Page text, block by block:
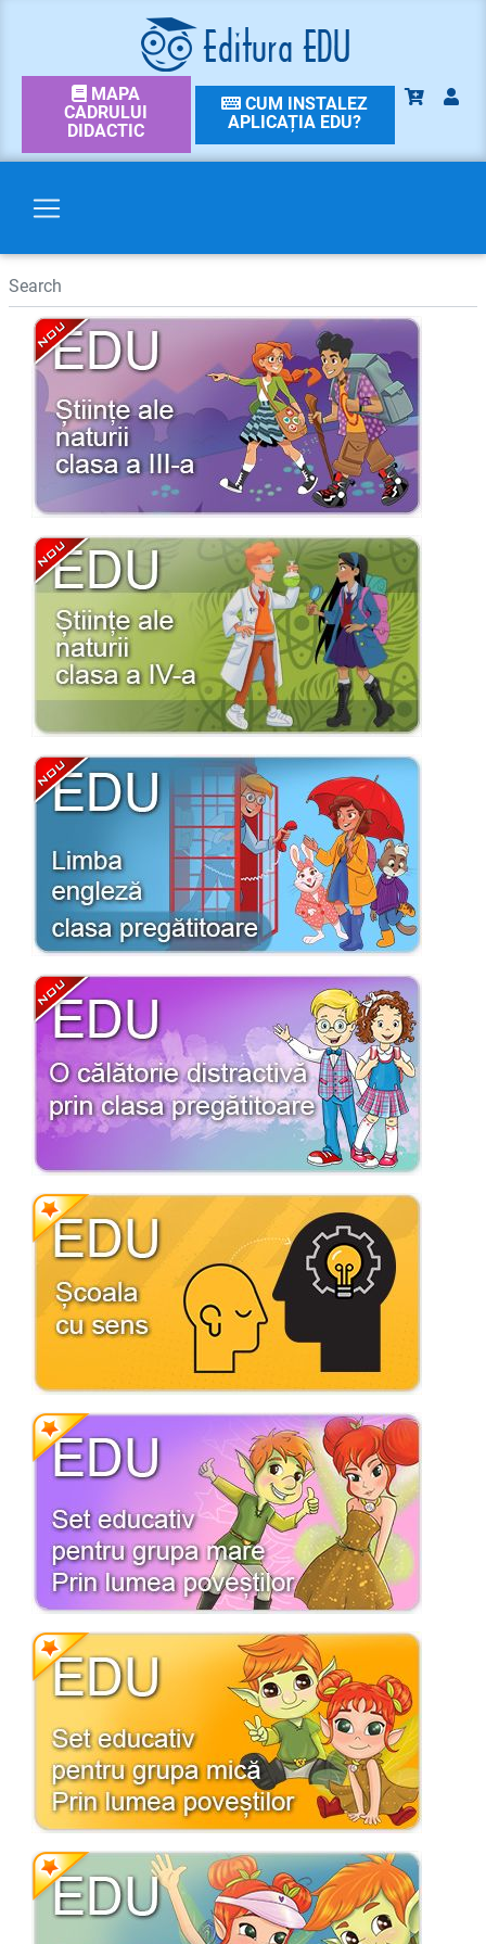
MAPA
CADRULUI
DIDACTIC
CUM INSTALEZ
APLICAȚIA EDU?